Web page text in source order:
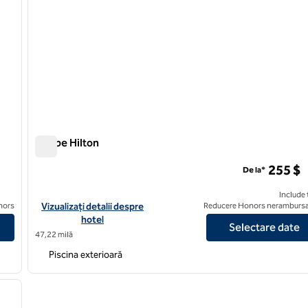
Caribe Hilton
Vizualizați detaliile hotelului pentru Caribe Hilton
Vizualizați detalii despre
hotel
47,22 milă
De la* 255 $
Include
Reducere Honors
Selectare date
Piscina exterioară
imaginea următoare